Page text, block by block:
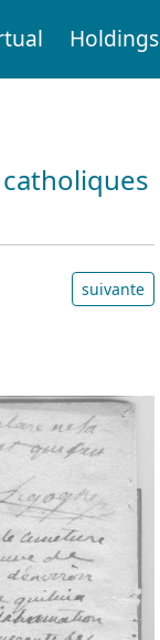
Holdings
suivante